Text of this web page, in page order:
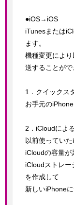
●iOS→iOS
iTunesまたは
ます。
機種変更によ
送することがで
1．クイックス
お手元の
2．iCloudによ
以前使ってい
iCloudの容量が
iCloudストレ
を作成して
新しいiPhone